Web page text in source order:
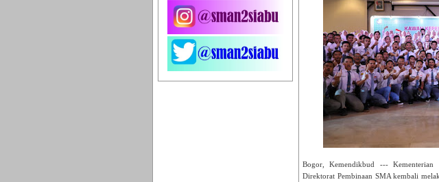
Bogor, Kemendikbud --- Kementerian
Direktorat Pembinaan SMA kembali